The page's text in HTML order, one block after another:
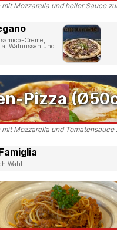
Mozzarella und heller Sauce
Creme,
Walnüssen und
Pizza
Mozzarella und Tomatensauce
Wahl